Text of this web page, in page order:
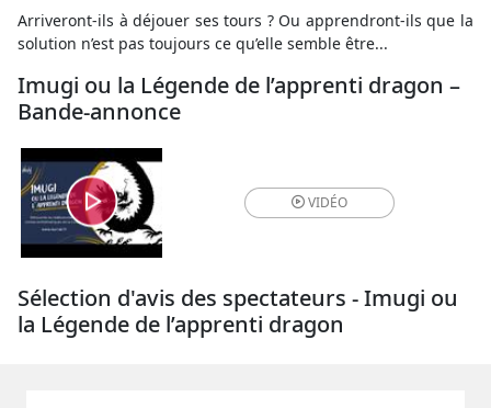
Arriveront-ils à déjouer ses tours ? Ou apprendront-ils que la
solution n’est pas toujours ce qu’elle semble être...
Imugi ou la Légende de l’apprenti dragon –
Bande-annonce
VIDÉO
Sélection d'avis des spectateurs - Imugi ou
la Légende de l’apprenti dragon